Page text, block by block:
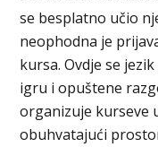
se besplatno učio
neophodna je
kursa. Ovdje se
igru i opuštene
organizuje kurseve
obuhvatajući